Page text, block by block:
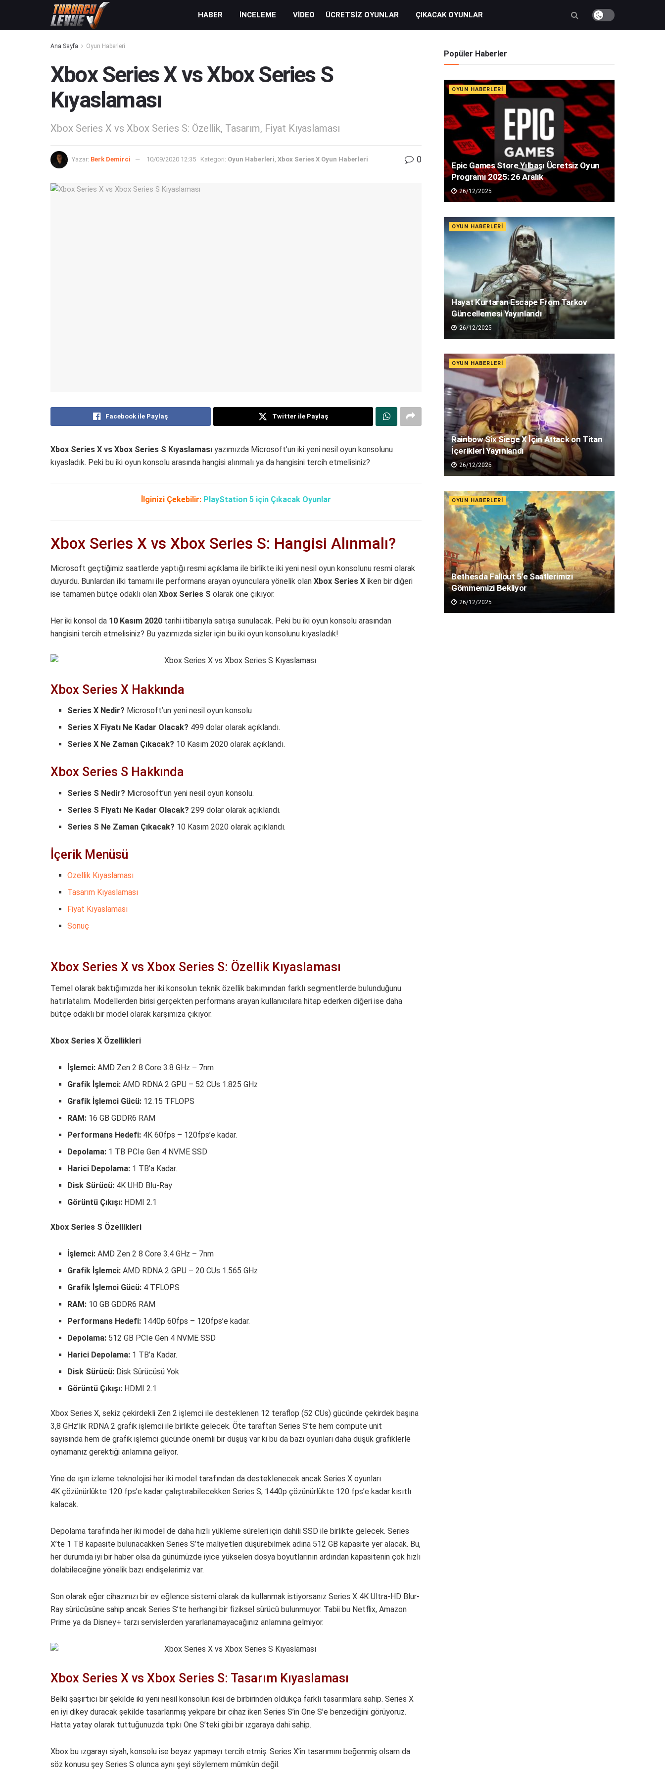
HABER İNCELEME VIDEO ÜCRETSIZ OYUNLAR ÇIKACAK OYUNLAR
Ana Sayfa Oyun Haberleri
Xbox Series X vs Xbox Series S
Kıyaslaması
Xbox Series X vs Xbox Series S: Özellik, Tasarım, Fiyat Kıyaslaması
Yazar: Berk Demirci 10/09/2020 12:35 Kategori: Oyun Haberleri Xbox Series X Oyun Haberleri 0
Facebook ile Paylaş Twitter ile Paylaş
Xbox Series X vs Xbox Series S Kıyaslaması yazımızda Microsoft’un iki yeni nesil oyun konsolunu
kıyasladık. Peki bu iki oyun konsolu arasında hangisi alınmalı ya da hangisini tercih etmelisiniz?
İlginizi Çekebilir: PlayStation 5 için Çıkacak Oyunlar
Xbox Series X vs Xbox Series S: Hangisi Alınmalı?
Microsoft geçtiğimiz saatlerde yaptığı resmi açıklama ile birlikte iki yeni nesil oyun konsolunu resmi olarak
duyurdu. Bunlardan ilki tamamı ile performans arayan oyunculara yönelik olan Xbox Series X iken bir diğeri
ise tamamen bütçe odaklı olan Xbox Series S olarak öne çıkıyor.
Her iki konsol da 10 Kasım 2020 tarihi itibarıyla satışa sunulacak. Peki bu iki oyun konsolu arasından
hangisini tercih etmelisiniz? Bu yazımızda sizler için bu iki oyun konsolunu kıyasladık!
Xbox Series X Hakkında
Series X Nedir? Microsoft’un yeni nesil oyun konsolu
Series X Fiyatı Ne Kadar Olacak? 499 dolar olarak açıklandı.
Series X Ne Zaman Çıkacak? 10 Kasım 2020 olarak açıklandı.
Xbox Series S Hakkında
Series S Nedir? Microsoft’un yeni nesil oyun konsolu.
Series S Fiyatı Ne Kadar Olacak? 299 dolar olarak açıklandı.
Series S Ne Zaman Çıkacak? 10 Kasım 2020 olarak açıklandı.
İçerik Menüsü
Özellik Kıyaslaması
Tasarım Kıyaslaması
Fiyat Kıyaslaması
Sonuç
Xbox Series X vs Xbox Series S: Özellik Kıyaslaması
Temel olarak baktığımızda her iki konsolun teknik özellik bakımından farklı segmentlerde bulunduğunu
hatırlatalım. Modellerden birisi gerçekten performans arayan kullanıcılara hitap ederken diğeri ise daha
bütçe odaklı bir model olarak karşımıza çıkıyor.
Xbox Series X Özellikleri
İşlemci: AMD Zen 2 8 Core 3.8 GHz – 7nm
Grafik İşlemci: AMD RDNA 2 GPU – 52 CUs 1.825 GHz
Grafik İşlemci Gücü: 12.15 TFLOPS
RAM: 16 GB GDDR6 RAM
Performans Hedefi: 4K 60fps – 120fps’e kadar.
Depolama: 1 TB PCIe Gen 4 NVME SSD
Harici Depolama: 1 TB’a Kadar.
Disk Sürücü: 4K UHD Blu-Ray
Görüntü Çıkışı: HDMI 2.1
Xbox Series S Özellikleri
İşlemci: AMD Zen 2 8 Core 3.4 GHz – 7nm
Grafik İşlemci: AMD RDNA 2 GPU – 20 CUs 1.565 GHz
Grafik İşlemci Gücü: 4 TFLOPS
RAM: 10 GB GDDR6 RAM
Performans Hedefi: 1440p 60fps – 120fps’e kadar.
Depolama: 512 GB PCIe Gen 4 NVME SSD
Harici Depolama: 1 TB’a Kadar.
Disk Sürücü: Disk Sürücüsü Yok
Görüntü Çıkışı: HDMI 2.1
Xbox Series X, sekiz çekirdekli Zen 2 işlemci ile desteklenen 12 teraflop (52 CUs) gücünde çekirdek başına
3,8 GHz’lik RDNA 2 grafik işlemci ile birlikte gelecek. Öte taraftan Series S’te hem compute unit
sayısında hem de grafik işlemci gücünde önemli bir düşüş var ki bu da bazı oyunları daha düşük grafiklerle
oynamanız gerektiği anlamına geliyor.
Yine de ışın izleme teknolojisi her iki model tarafından da desteklenecek ancak Series X oyunları
4K çözünürlükte 120 fps’e kadar çalıştırabilecekken Series S, 1440p çözünürlükte 120 fps’e kadar kısıtlı
kalacak.
Depolama tarafında her iki model de daha hızlı yükleme süreleri için dahili SSD ile birlikte gelecek. Series
X’te 1 TB kapasite bulunacakken Series S’te maliyetleri düşürebilmek adına 512 GB kapasite yer alacak. Bu,
her durumda iyi bir haber olsa da günümüzde iyice yükselen dosya boyutlarının ardından kapasitenin çok hızlı
dolabileceğine yönelik bazı endişelerimiz var.
Son olarak eğer cihazınızı bir ev eğlence sistemi olarak da kullanmak istiyorsanız Series X 4K Ultra-HD Blur-
Ray sürücüsüne sahip ancak Series S’te herhangi bir fiziksel sürücü bulunmuyor. Tabii bu Netflix, Amazon
Prime ya da Disney+ tarzı servislerden yararlanamayacağınız anlamına gelmiyor.
Xbox Series X vs Xbox Series S: Tasarım Kıyaslaması
Belki şaşırtıcı bir şekilde iki yeni nesil konsolun ikisi de birbirinden oldukça farklı tasarımlara sahip. Series X
en iyi dikey duracak şekilde tasarlanmış yekpare bir cihaz iken Series S’in One S’e benzediğini görüyoruz.
Hatta yatay olarak tuttuğunuzda tıpkı One S’teki gibi bir ızgaraya dahi sahip.
Xbox bu ızgarayı siyah, konsolu ise beyaz yapmayı tercih etmiş. Series X’in tasarımını beğenmiş olsam da
söz konusu şey Series S olunca aynı şeyi söylemem mümkün değil.
Popüler Haberler
OYUN HABERLERI
Epic Games Store Yılbaşı Ücretsiz Oyun
Programı 2025: 26 Aralık
26/12/2025
OYUN HABERLERI
Hayat Kurtaran Escape From Tarkov
Güncellemesi Yayınlandı
26/12/2025
OYUN HABERLERI
Rainbow Six Siege X İçin Attack on Titan
İçerikleri Yayınlandı
26/12/2025
OYUN HABERLERI
Bethesda Fallout 5’e Saatlerimizi
Gömmemizi Bekliyor
26/12/2025